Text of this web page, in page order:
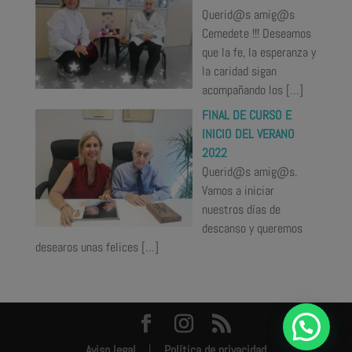
Querid@s amig@s
Cemedete !!! Deseamos
que la fe, la esperanza y
la caridad sigan
acompañando los […]
FINAL DE CURSO E
INICIO DEL VERANO
2022
Querid@s amig@s.
Vamos a iniciar
nuestros días de
descanso y queremos
desearos unas felices […]